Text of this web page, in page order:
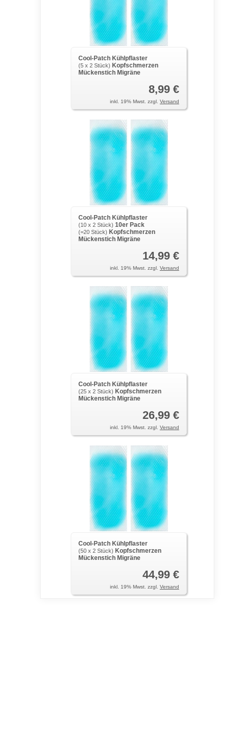
Cool-Patch Kühlpflaster
(5 x 2 Stück) Kopfschmerzen
Mückenstich Migräne
8,99 €
inkl. 19% Mwst. zzgl. Versand
Cool-Patch Kühlpflaster
(10 x 2 Stück) 10er Pack
(=20 Stück) Kopfschmerzen
Mückenstich Migräne
14,99 €
inkl. 19% Mwst. zzgl. Versand
Cool-Patch Kühlpflaster
(25 x 2 Stück) Kopfschmerzen
Mückenstich Migräne
26,99 €
inkl. 19% Mwst. zzgl. Versand
Cool-Patch Kühlpflaster
(50 x 2 Stück) Kopfschmerzen
Mückenstich Migräne
44,99 €
inkl. 19% Mwst. zzgl. Versand